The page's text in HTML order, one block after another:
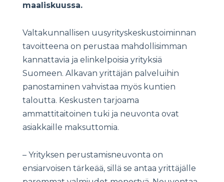
maaliskuussa.
Valtakunnallisen uusyrityskeskustoiminnan
tavoitteena on perustaa mahdollisimman
kannattavia ja elinkelpoisia yrityksiä
Suomeen. Alkavan yrittäjän palveluihin
panostaminen vahvistaa myös kuntien
taloutta. Keskusten tarjoama
ammattitaitoinen tuki ja neuvonta ovat
asiakkaille maksuttomia.
– Yrityksen perustamisneuvonta on
ensiarvoisen tärkeää, sillä se antaa yrittäjälle